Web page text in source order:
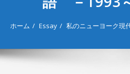
切
替
ホーム Essay 私のニューヨーク